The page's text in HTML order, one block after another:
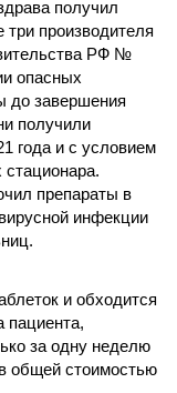
получил
производителя
РФ №
опасных
до завершения
получили
года и с условием
препараты в
инфекции
и обходится
пациента,
за одну неделю
общей стоимостью